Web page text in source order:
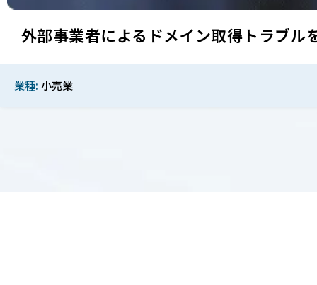
外部事業者によるドメイン取得トラブ
業種 小売業